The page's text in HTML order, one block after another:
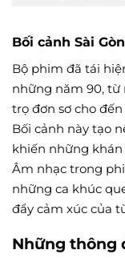
Bối cảnh Sài
Bộ phim đã tái
những năm 90, từ
trọ đơn sơ cho
Bối cảnh này tạo
khiến những khán
Âm nhạc trong
những ca khúc
đẩy cảm xúc của
Những thông